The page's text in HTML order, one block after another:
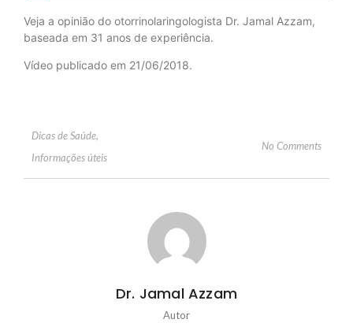
Veja a opinião do otorrinolaringologista Dr. Jamal Azzam,
baseada em 31 anos de experiência.
Vídeo publicado em 21/06/2018.
Dicas de Saúde,
Informações úteis
No Comments
Dr. Jamal Azzam
Autor